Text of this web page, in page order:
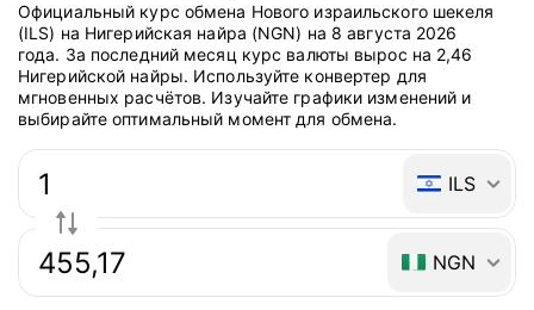
Официальный курс обмена Нового израильского шекеля
(ILS) на Нигерийская найра (NGN) на 8 августа 2026
года. За последний месяц курс валюты вырос на 2,46
Нигерийской найры. Используйте конвертер для
мгновенных расчётов. Изучайте графики изменений и
выбирайте оптимальный момент для обмена.
Быстрый ответ: конвертер валют
ILS
NGN